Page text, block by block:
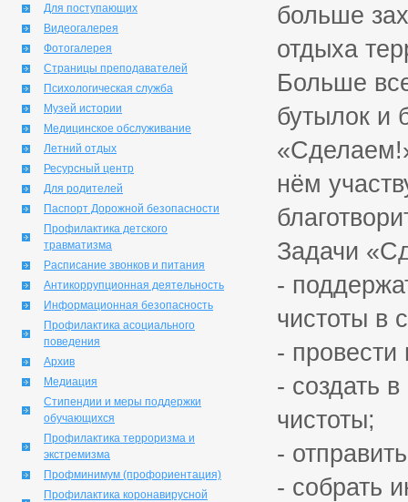
Для поступающих
Видеогалерея
Фотогалерея
Страницы преподавателей
Психологическая служба
Музей истории
Медицинское обслуживание
Летний отдых
Ресурсный центр
Для родителей
Паспорт Дорожной безопасности
Профилактика детского
травматизма
Расписание звонков и питания
Антикоррупционная деятельность
Информационная безопасность
Профилактика асоциального
поведения
Архив
Медиация
Стипендии и меры поддержки
обучающихся
Профилактика терроризма и
экстремизма
Профминимум (профориентация)
Профилактика коронавирусной
больше
отдыха
Больше
бутылок и
нём
Задачи
-
чистоты в
- провести
- создать
чистоты;
-
- собрать